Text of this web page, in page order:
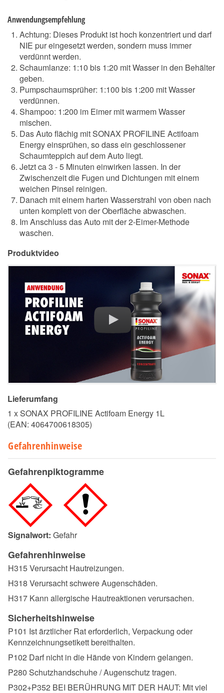
Anwendungsempfehlung
Achtung: Dieses Produkt ist hoch konzentriert und darf
NIE pur eingesetzt werden, sondern muss immer
verdünnt werden.
Schaumlanze: 1:10 bis 1:20 mit Wasser in den Behälter
geben.
Pumpschaumsprüher: 1:100 bis 1:200 mit Wasser
verdünnen.
Shampoo: 1:200 im Eimer mit warmem Wasser
mischen.
Das Auto flächig mit SONAX PROFILINE Actifoam
Energy einsprühen, so dass ein geschlossener
Schaumteppich auf dem Auto liegt.
Jetzt ca 3 - 5 Minuten einwirken lassen. In der
Zwischenzeit die Fugen und Dichtungen mit einem
weichen Pinsel reinigen.
Danach mit einem harten Wasserstrahl von oben nach
unten komplett von der Oberfläche abwaschen.
Im Anschluss das Auto mit der 2-Eimer-Methode
waschen.
Produktvideo
Lieferumfang
1 x SONAX PROFILINE Actifoam Energy 1L
(EAN: 4064700618305)
Gefahrenhinweise
Gefahrenpiktogramme
Signalwort: Gefahr
Gefahrenhinweise
H315 Verursacht Hautreizungen.
H318 Verursacht schwere Augenschäden.
H317 Kann allergische Hautreaktionen verursachen.
Sicherheitshinweise
P101 Ist ärztlicher Rat erforderlich, Verpackung oder
Kennzeichnungsetikett bereithalten.
P102 Darf nicht in die Hände von Kindern gelangen.
P280 Schutzhandschuhe / Augenschutz tragen.
P302+P352 BEI BERÜHRUNG MIT DER HAUT: Mit viel